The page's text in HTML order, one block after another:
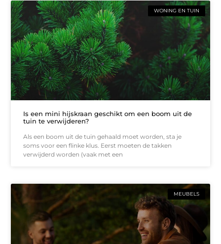
WONING EN TUIN
Is een mini hijskraan geschikt om een boom uit de
tuin te verwijderen?
Als een boom uit de tuin gehaald moet worden, sta je
soms voor een flinke klus. Eerst moeten de takken
verwijderd worden (vaak met een
MEUBELS